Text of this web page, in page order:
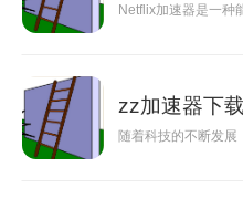
Netflix加速器是一种
zz加速器下
随着科技的不断发展